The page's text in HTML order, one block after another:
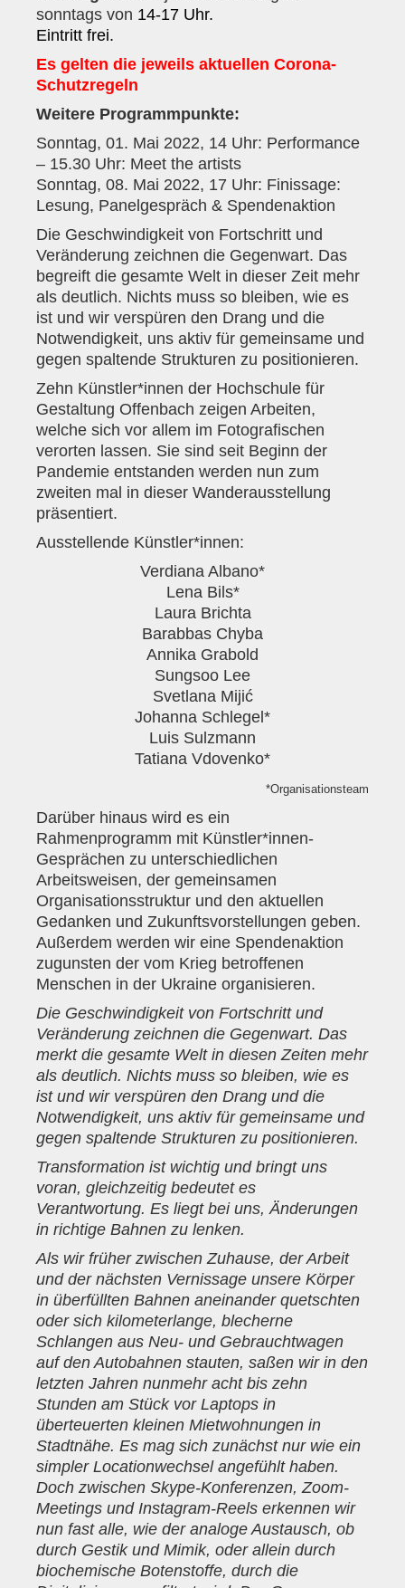
Presse
Kontakt
Anschrift
Kontaktpersonen
Mitglied werden
Bewerbungen
Bankverbindung
Bildergalerie
sonntags von 14-17 Uhr.
Eintritt frei.
Es gelten die jeweils aktuellen Corona-
Schutzregeln
Weitere Programmpunkte:
Sonntag, 01. Mai 2022, 14 Uhr: Performance
– 15.30 Uhr: Meet the artists
Sonntag, 08. Mai 2022, 17 Uhr: Finissage:
Lesung, Panelgespräch & Spendenaktion
Die Geschwindigkeit von Fortschritt und
Veränderung zeichnen die Gegenwart. Das
begreift die gesamte Welt in dieser Zeit mehr
als deutlich. Nichts muss so bleiben, wie es
ist und wir verspüren den Drang und die
Notwendigkeit, uns aktiv für gemeinsame und
gegen spaltende Strukturen zu positionieren.
Zehn Künstler*innen der Hochschule für
Gestaltung Offenbach zeigen Arbeiten,
welche sich vor allem im Fotografischen
verorten lassen. Sie sind seit Beginn der
Pandemie entstanden werden nun zum
zweiten mal in dieser Wanderausstellung
präsentiert.
Ausstellende Künstler*innen:
Verdiana Albano*
Lena Bils*
Laura Brichta
Barabbas Chyba
Annika Grabold
Sungsoo Lee
Svetlana Mijić
Johanna Schlegel*
Luis Sulzmann
Tatiana Vdovenko*
*Organisationsteam
Darüber hinaus wird es ein
Rahmenprogramm mit Künstler*innen-
Gesprächen zu unterschiedlichen
Arbeitsweisen, der gemeinsamen
Organisationsstruktur und den aktuellen
Gedanken und Zukunftsvorstellungen geben.
Außerdem werden wir eine Spendenaktion
zugunsten der vom Krieg betroffenen
Menschen in der Ukraine organisieren.
Die Geschwindigkeit von Fortschritt und
Veränderung zeichnen die Gegenwart. Das
merkt die gesamte Welt in diesen Zeiten mehr
als deutlich. Nichts muss so bleiben, wie es
ist und wir verspüren den Drang und die
Notwendigkeit, uns aktiv für gemeinsame und
gegen spaltende Strukturen zu positionieren.
Transformation ist wichtig und bringt uns
voran, gleichzeitig bedeutet es
Verantwortung. Es liegt bei uns, Änderungen
in richtige Bahnen zu lenken.
Als wir früher zwischen Zuhause, der Arbeit
und der nächsten Vernissage unsere Körper
in überfüllten Bahnen aneinander quetschten
oder sich kilometerlange, blecherne
Schlangen aus Neu- und Gebrauchtwagen
auf den Autobahnen stauten, saßen wir in den
letzten Jahren nunmehr acht bis zehn
Stunden am Stück vor Laptops in
überteuerten kleinen Mietwohnungen in
Stadtnähe. Es mag sich zunächst nur wie ein
simpler Locationwechsel angefühlt haben.
Doch zwischen Skype-Konferenzen, Zoom-
Meetings und Instagram-Reels erkennen wir
nun fast alle, wie der analoge Austausch, ob
durch Gestik und Mimik, oder allein durch
biochemische Botenstoffe, durch die